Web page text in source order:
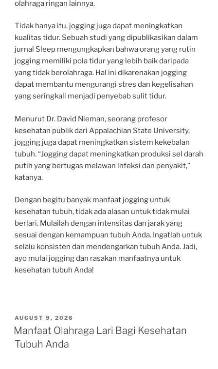
olahraga ringan lainnya.
Tidak hanya itu, jogging juga dapat meningkatkan
kualitas tidur. Sebuah studi yang dipublikasikan dalam
jurnal Sleep mengungkapkan bahwa orang yang rutin
jogging memiliki pola tidur yang lebih baik daripada
yang tidak berolahraga. Hal ini dikarenakan jogging
dapat membantu mengurangi stres dan kegelisahan
yang seringkali menjadi penyebab sulit tidur.
Menurut Dr. David Nieman, seorang profesor
kesehatan publik dari Appalachian State University,
jogging juga dapat meningkatkan sistem kekebalan
tubuh. “Jogging dapat meningkatkan produksi sel darah
putih yang bertugas melawan infeksi dan penyakit,”
katanya.
Dengan begitu banyak manfaat jogging untuk
kesehatan tubuh, tidak ada alasan untuk tidak mulai
berlari. Mulailah dengan intensitas dan jarak yang
sesuai dengan kemampuan tubuh Anda. Ingatlah untuk
selalu konsisten dan mendengarkan tubuh Anda. Jadi,
ayo mulai jogging dan rasakan manfaatnya untuk
kesehatan tubuh Anda!
POSTED
ON
AUGUST 9, 2026
Manfaat Olahraga Lari Bagi Kesehatan
Tubuh Anda